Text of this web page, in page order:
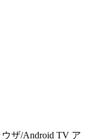
ザ/Android TV ア